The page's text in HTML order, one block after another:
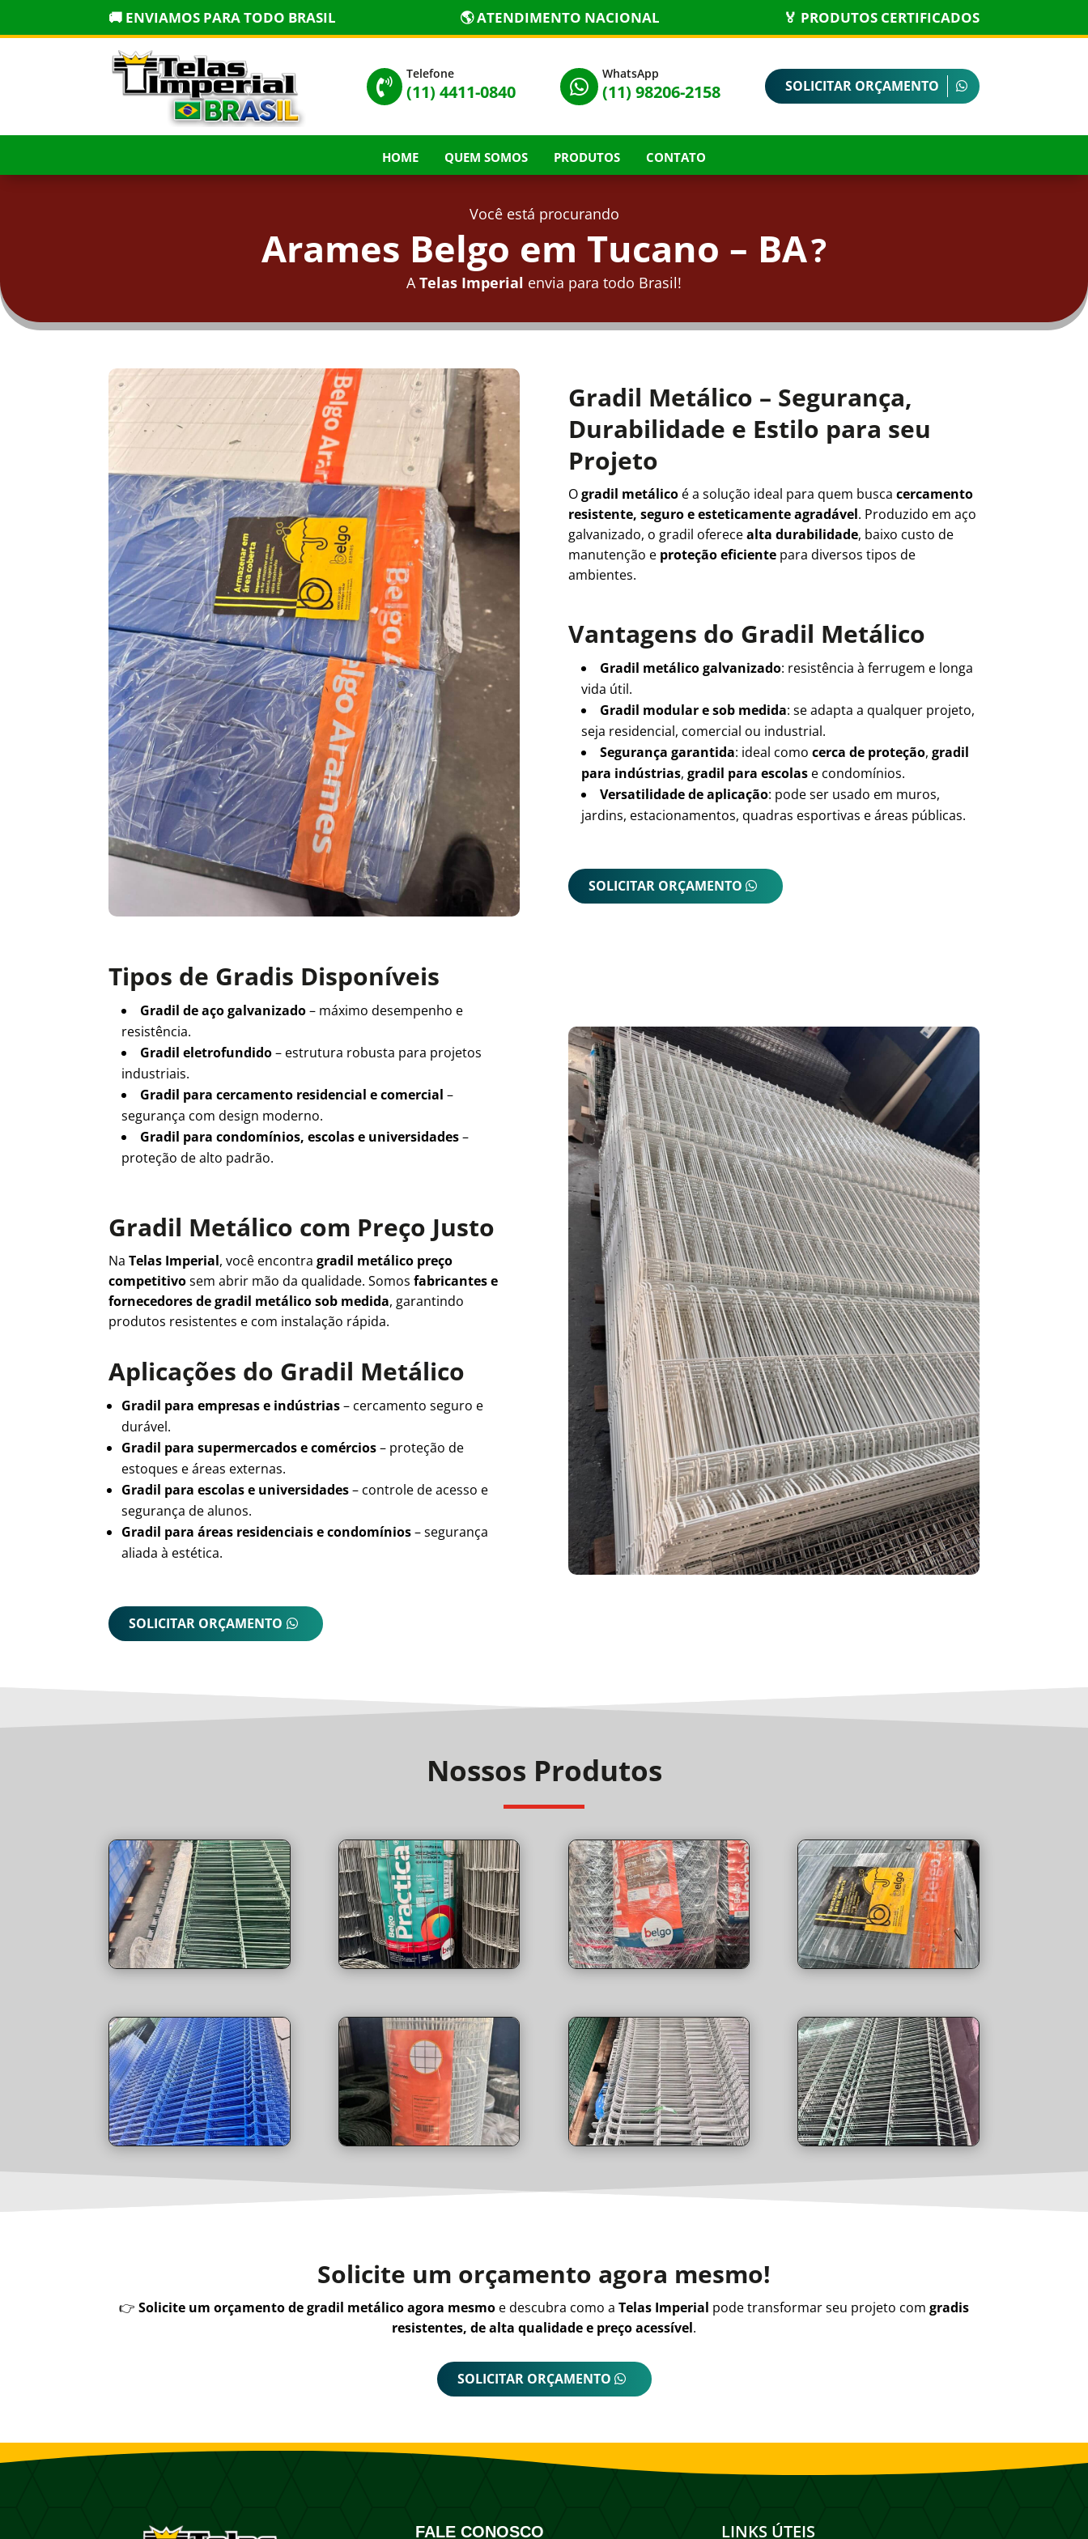
🚚 ENVIAMOS PARA TODO BRASIL 🌎 ATENDIMENTO NACIONAL 🏅 PRODUTOS CERTIFICADOS

Telefone
(11) 4411-0840 
WhatsApp
(11) 98206-2158 SOLICITAR ORÇAMENTO
HOME QUEM SOMOS PRODUTOS CONTATO
Você está procurando
Arames Belgo em Tucano – BA?
ATelas Imperial envia para todo Brasil!
Gradil Metálico – Segurança,
Durabilidade e Estilo para seu
Projeto
Ogradil metálicoé a solução ideal para quem busca cercamento
resistente, seguro e esteticamente agradável. Produzido em aço
galvanizado, o gradil oferecealta durabilidade, baixo custo de
manutenção e proteção eficientepara diversos tipos de
ambientes.
Vantagens do Gradil Metálico
Gradil metálico galvanizado: resistência à ferrugem e longa
vida útil.
Gradil modular e sob medida: se adapta a qualquer projeto,
seja residencial, comercial ou industrial.
Segurança garantida: ideal como cerca de proteção, gradil
para indústrias, gradil para escolase condomínios.
Versatilidade de aplicação: pode ser usado em muros,
jardins, estacionamentos, quadras esportivas e áreas públicas.
SOLICITAR ORÇAMENTO
Tipos de Gradis Disponíveis
Gradil de aço galvanizado– máximo desempenho e
resistência.
Gradil eletrofundido– estrutura robusta para projetos
industriais.
Gradil para cercamento residencial e comercial –
segurança com design moderno.
Gradil para condomínios, escolas e universidades–
proteção de alto padrão.
Gradil Metálico com Preço Justo
NaTelas Imperial, você encontragradil metálico preço
competitivosem abrir mão da qualidade. Somosfabricantes e
fornecedores de gradil metálico sob medida, garantindo
produtos resistentes e com instalação rápida.
Aplicações do Gradil Metálico
Gradil para empresas e indústrias– cercamento seguro e
durável.
Gradil para supermercados e comércios– proteção de
estoques e áreas externas.
Gradil para escolas e universidades– controle de acesso e
segurança de alunos.
Gradil para áreas residenciais e condomínios– segurança
aliada à estética.
SOLICITAR ORÇAMENTO
Nossos Produtos
Solicite um orçamento agora mesmo!
👉 Solicite um orçamento de gradil metálico agora mesmo e descubra como a Telas Imperial pode transformar seu projeto com gradis
resistentes, de alta qualidade e preço acessível.
SOLICITAR ORÇAMENTO
FALE CONOSCO LINKS ÚTEIS